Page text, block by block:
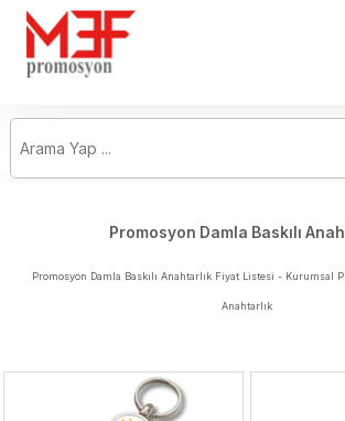
Arama Yap ...
Promosyon Damla Baskılı
Promosyon Damla Baskılı Anahtarlık Fiyat Listesi - Kurumsal
Anahtarlık